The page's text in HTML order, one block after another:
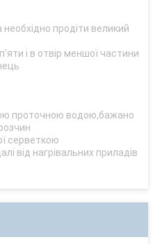
необхідно продіти великий
і в отвір меншої частини
проточною водою,бажано
серветкою
від нагрівальних приладів